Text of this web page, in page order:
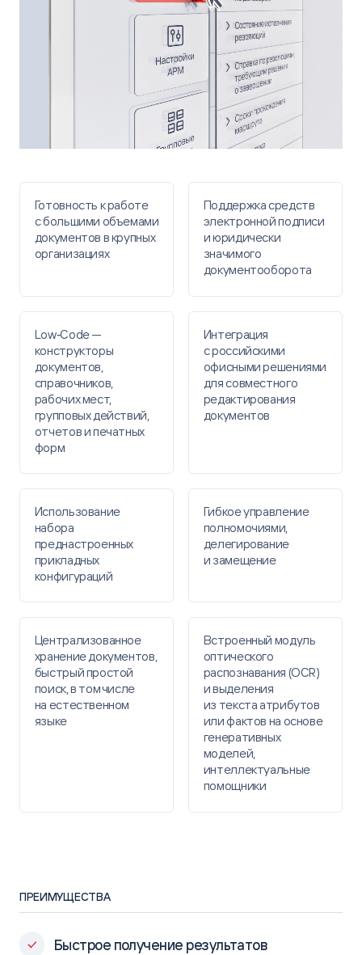
Готовность к работе
с большими объемами
документов в крупных
организациях
Поддержка средств
электронной подписи
и юридически
значимого
документооборота
Low‑Сode —
конструкторы
документов,
справочников,
рабочих мест,
групповых действий,
отчетов и печатных
форм
Интеграция
с российскими
офисными решениями
для совместного
редактирования
документов
Использование
набора
преднастроенных
прикладных
конфигураций
Гибкое управление
полномочиями,
делегирование
и замещение
Централизованное
хранение документов,
быстрый простой
поиск, в том числе
на естественном
языке
Встроенный модуль
оптического
распознавания (OCR)
и выделения
из текста атрибутов
или фактов на основе
генеративных
моделей,
интеллектуальные
помощники
ПРЕИМУЩЕСТВА
Быстрое получение результатов